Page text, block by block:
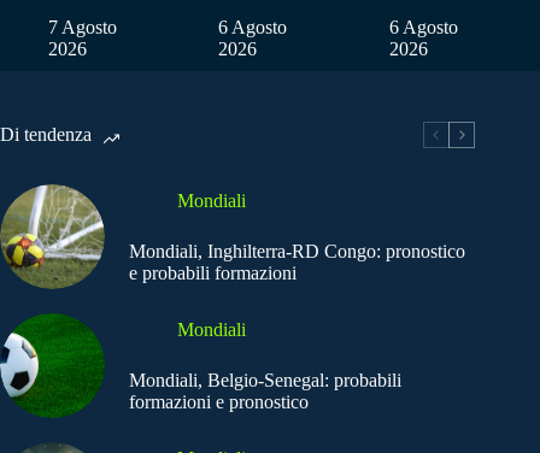
7 Agosto
2026
6 Agosto
2026
6 Agosto
2026
Di tendenza
Mondiali
Mondiali, Inghilterra-RD Congo: pronostico
e probabili formazioni
Mondiali
Mondiali, Belgio-Senegal: probabili
formazioni e pronostico